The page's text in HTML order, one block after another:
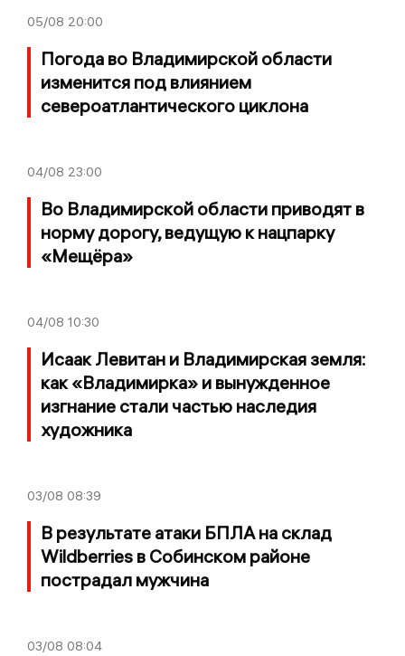
05/08 20:00
Погода во Владимирской области
изменится под влиянием
североатлантического циклона
04/08 23:00
Во Владимирской области приводят в
норму дорогу, ведущую к нацпарку
«Мещёра»
04/08 10:30
Исаак Левитан и Владимирская земля:
как «Владимирка» и вынужденное
изгнание стали частью наследия
художника
03/08 08:39
В результате атаки БПЛА на склад
Wildberries в Собинском районе
пострадал мужчина
03/08 08:04